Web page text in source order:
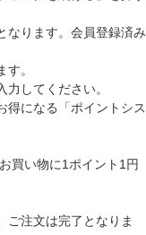
なります。会員登録済み
。
してください。
得になる「ポイントシス
買い物に1ポイント1円
ご注文は完了となりま